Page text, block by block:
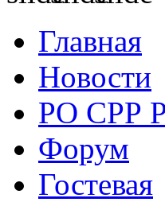
Главная
Новости
РО СРР
Форум
Гостевая